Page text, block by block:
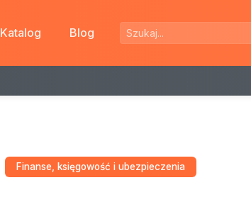
Katalog Blog
Finanse, księgowość i ubezpieczenia